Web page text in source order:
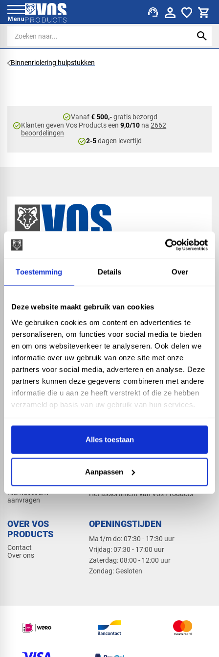
Toestemming Details Over
Deze website maakt gebruik van cookies
We gebruiken cookies om content en advertenties te
personaliseren, om functies voor social media te bieden
en om ons websiteverkeer te analyseren. Ook delen we
informatie over uw gebruik van onze site met onze
partners voor social media, adverteren en analyse. Deze
partners kunnen deze gegevens combineren met andere
informatie die u aan ze heeft verstrekt of die ze hebben
verzameld op basis van uw gebruik van hun services.
Alles toestaan
Aanpassen
Menu support_agent
Binnenriolering hulpstukken
check_circleVanaf€ 500,-gratis bezorgd
check_circleKlanten geven Vos Products een9,0/10 na2662
beoordelingen
check_circle2-5dagen levertijd
ASSORTIMENT
Hemelwaterafvoer
Drukleiding
Beregening
Dak en gevel
KENNIS EN HULP
Klantenservice
Kennisbank
Klantaccount
aanvragen
PRODUCTCATALOGUS 2026
Het assortiment van Vos Products
OVER VOS
PRODUCTS
Contact
Over ons
OPENINGSTIJDEN
Ma t/m do: 07:30 - 17:30 uur
​Vrijdag: 07:30 - 17:00 uur
​Zaterdag: 08:00 - 12:00 uur
​Zondag: Gesloten
phone_enabled +31 416 75 02 55
mail info@vosproducts.nl
check_circleDé bouwmarkt van Altena
check_circle Direct uit grote voorraad geleverd met eigen transport
check_circleLevering in NL en BE